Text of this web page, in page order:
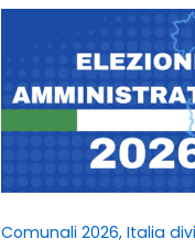
Comunali 2026, Italia